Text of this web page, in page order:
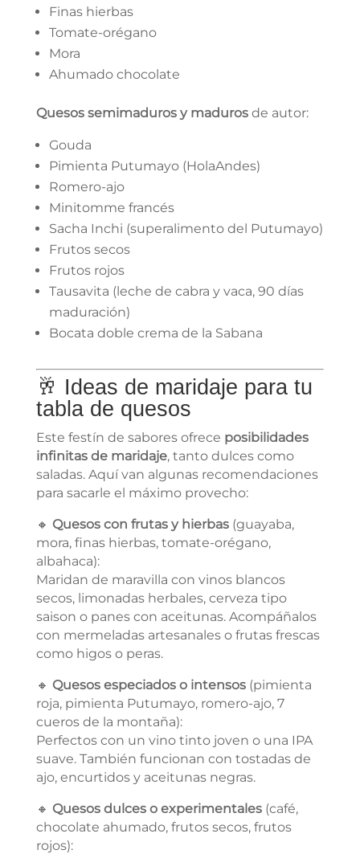
Finas hierbas
Tomate-orégano
Mora
Ahumado chocolate
Quesos semimaduros y madurosde autor:
Gouda
Pimienta Putumayo (HolaAndes)
Romero-ajo
Minitomme francés
Sacha Inchi (superalimento del Putumayo)
Frutos secos
Frutos rojos
Tausavita (leche de cabra y vaca, 90 días
maduración)
Bocata doble crema de la Sabana
🥂 Ideas de maridaje para tu
tabla de quesos
Este festín de sabores ofrece posibilidades
infinitas de maridaje, tanto dulces como
saladas. Aquí van algunas recomendaciones
para sacarle el máximo provecho:
🔸 Quesos con frutas y hierbas(guayaba,
mora, finas hierbas, tomate-orégano,
albahaca):
Maridan de maravilla con vinos blancos
secos, limonadas herbales, cerveza tipo
saison o panes con aceitunas. Acompáñalos
con mermeladas artesanales o frutas frescas
como higos o peras.
🔸 Quesos especiados o intensos(pimienta
roja, pimienta Putumayo, romero-ajo, 7
cueros de la montaña):
Perfectos con un vino tinto joven o una IPA
suave. También funcionan con tostadas de
ajo, encurtidos y aceitunas negras.
🔸 Quesos dulces o experimentales(café,
chocolate ahumado, frutos secos, frutos
rojos):